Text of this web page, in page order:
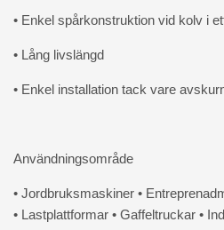
• Enkel spårkonstruktion vid kolv i
• Lång livslängd
• Enkel installation tack vare
Användningsområde
• Jordbruksmaskiner •
• Lastplattformar • Gaffeltruckar •